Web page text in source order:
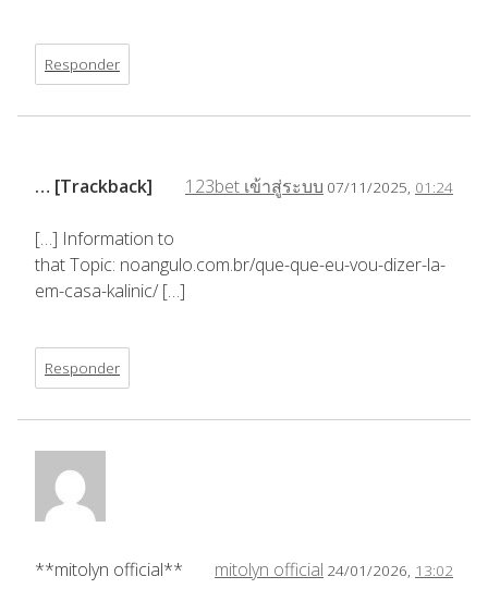
Responder
123bet เข้าสู่ระบบ 07/11/2025, 01:24
… [Trackback]
[…] Information to
that Topic: noangulo.com.br/que-que-eu-vou-dizer-la-
em-casa-kalinic/ […]
Responder
mitolyn official 24/01/2026, 13:02
**mitolyn official**